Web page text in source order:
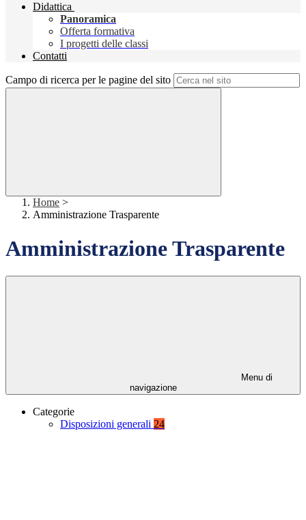
Didattica
Panoramica
Offerta formativa
I progetti delle classi
Contatti
Campo di ricerca per le pagine del sito
Home >
Amministrazione Trasparente
Amministrazione Trasparente
Menu di
navigazione
Categorie
Disposizioni generali 24